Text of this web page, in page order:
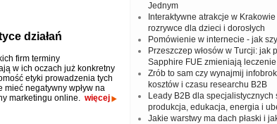
działań
firm terminy
w ich oczach już konkretny
etyki prowadzenia tych
mieć negatywny wpływ na
marketingu online. więcej
Jednym
Interaktywne atrakcje w
rozrywce dla dzieci i dorosłych
Pomówienie w internecie - jak
Przeszczep włosów w Turcji: jak
Sapphire FUE zmieniają leczenie
Zrób to sam czy wynajmij
kosztów i czasu researchu B2B
Leady B2B dla specjalistycznych
produkcja, edukacja, energia i
Jakie warstwy ma dach płaski i